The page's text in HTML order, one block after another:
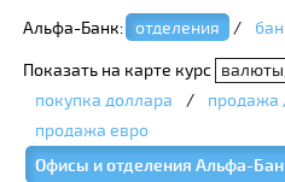
Альфа-Банк: отделения /
Показать на карте курс
покупка доллара
/ продажа
продажа евро
Офисы и отделения Альфа-